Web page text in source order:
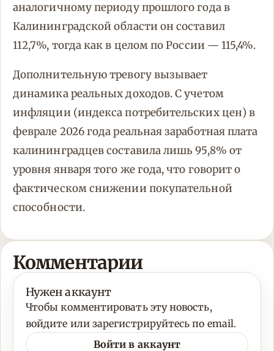
аналогичному периоду прошлого года в
Калининградской области он составил
112,7%, тогда как в целом по России — 115,4%.
Дополнительную тревогу вызывает
динамика реальных доходов. С учетом
инфляции (индекса потребительских цен) в
феврале 2026 года реальная заработная плата
калининградцев составила лишь 95,8% от
уровня января того же года, что говорит о
фактическом снижении покупательной
способности.
Комментарии
Нужен аккаунт
Чтобы комментировать эту новость,
войдите или зарегистрируйтесь по email.
Войти в аккаунт